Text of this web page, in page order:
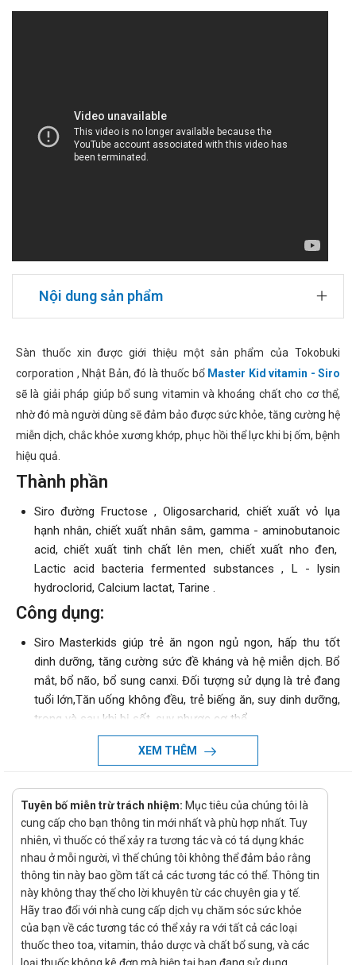
Nội dung sản phẩm
Sàn thuốc xin được giới thiệu một sản phẩm của Tokobuki
corporation , Nhật Bản, đó là thuốc bổ Master Kid vitamin - Siro
sẽ là giải pháp giúp bổ sung vitamin và khoáng chất cho cơ thể,
nhờ đó mà người dùng sẽ đảm bảo được sức khỏe, tăng cường hệ
miễn dịch, chắc khỏe xương khớp, phục hồi thể lực khi bị ốm, bệnh
hiệu quả.
Thành phần
Siro đường Fructose , Oligosarcharid, chiết xuất vỏ lụa
hạnh nhân, chiết xuất nhân sâm, gamma - aminobutanoic
acid, chiết xuất tinh chất lên men, chiết xuất nho đen,
Lactic acid bacteria fermented substances , L - lysin
hydroclorid, Calcium lactat, Tarine .
Công dụng:
Siro Masterkids giúp trẻ ăn ngon ngủ ngon, hấp thu tốt
dinh dưỡng, tăng cường sức đề kháng và hệ miễn dịch. Bổ
mắt, bổ não, bổ sung canxi. Đối tượng sử dụng là trẻ đang
tuổi lớn,Tăn uống không đều, trẻ biếng ăn, suy dinh dưỡng,
trong và sau khi bị sốt, suy nhược cơ thể.
Cách dùng - Liều dùng
Trẻ 1 -2 tuổi : sáng 2.5 ml, tối 2.5 ml
Quy cách đóng gói
Chai 50ml
Nhà sản xuất
Tokobuki corporation , Nhật Bản
Mua Master Kid vitamin - Siroở đâu?
Các bạn có thể dễ dàng muaMaster Kid vitamin - Siro
XEM THÊM
Tuyên bố miễn trừ trách nhiệm: Mục tiêu của chúng tôi là
cung cấp cho bạn thông tin mới nhất và phù hợp nhất. Tuy
nhiên, vì thuốc có thể xảy ra tương tác và có tá dụng khác
nhau ở mỗi người, vì thế chúng tôi không thể đảm bảo rằng
thông tin này bao gồm tất cả các tương tác có thể. Thông tin
này không thay thế cho lời khuyên từ các chuyên gia y tế.
Hãy trao đổi với nhà cung cấp dịch vụ chăm sóc sức khỏe
của bạn về các tương tác có thể xảy ra với tất cả các loại
thuốc theo toa, vitamin, thảo dược và chất bổ sung, và các